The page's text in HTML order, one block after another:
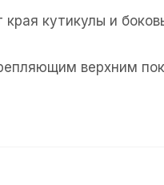
края кутикулы и
верхним